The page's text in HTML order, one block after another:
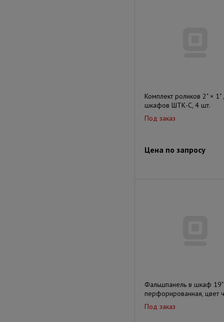
Комплект роликов 2" × 1"
шкафов ШТК-С, 4 шт.
Под заказ
Цена по запросу
Фальшпанель в шкаф
перфорированная, цвет
Под заказ